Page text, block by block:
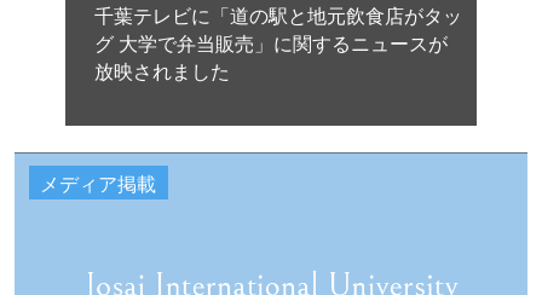
千葉テレビに「道の駅と地元飲食店がタッ
グ 大学で弁当販売」に関するニュースが
放映されました
メディア掲載